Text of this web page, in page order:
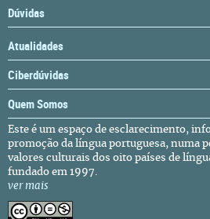
Dúvidas
Atualidades
Ciberdúvidas
Quem Somos
Este é um espaço de esclarecimento,
promoção da língua portuguesa, numa
valores culturais dos oito países de
fundado em 1997.
ver mais